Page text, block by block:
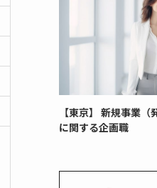
【東京】 新規事業（
に関する企画職